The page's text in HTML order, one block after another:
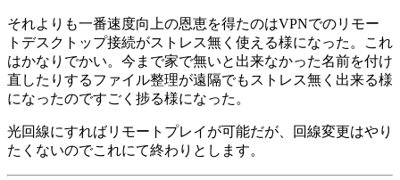
それよりも一番速度向上の恩恵を得たのはVPNでのリモー
トデスクトップ接続がストレス無く使える様になった。これ
はかなりでかい。今まで家で無いと出来なかった名前を付け
直したりするファイル整理が遠隔でもストレス無く出来る様
になったのですごく捗る様になった。
光回線にすればリモートプレイが可能だが、回線変更はやり
たくないのでこれにて終わりとします。